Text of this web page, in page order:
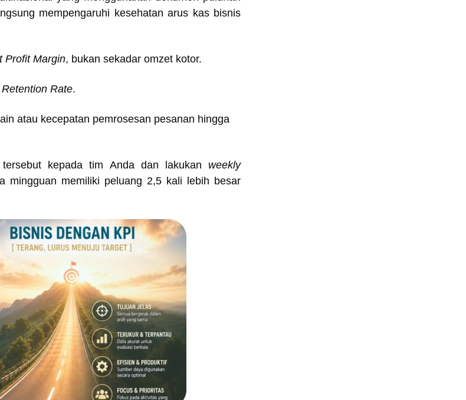
mempengaruhi kesehatan arus kas bisnis
Profit Margin, bukan sekadar omzet kotor.
Retention Rate.
atau kecepatan pemrosesan pesanan hingga
kepada tim Anda dan lakukan weekly
mingguan memiliki peluang 2,5 kali lebih besar